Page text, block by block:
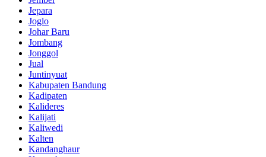
Jepara
Joglo
Johar Baru
Jombang
Jonggol
Jual
Juntinyuat
Kabupaten Bandung
Kadipaten
Kalideres
Kalijati
Kaliwedi
Kalten
Kandanghaur